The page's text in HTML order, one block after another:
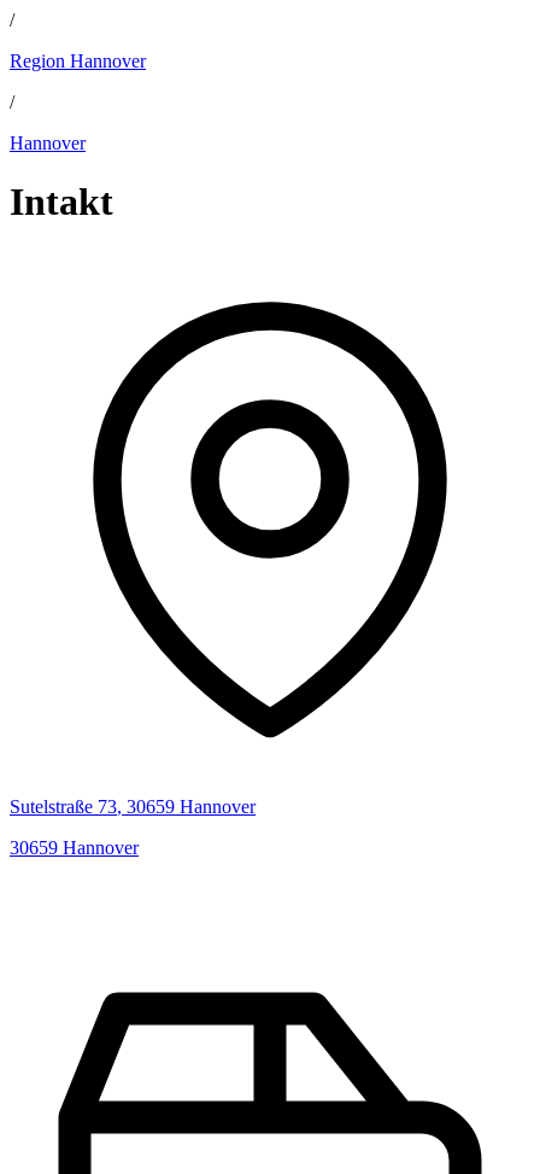
/
Region Hannover
/
Hannover
Intakt
Sutelstraße 73, 30659 Hannover
30659 Hannover